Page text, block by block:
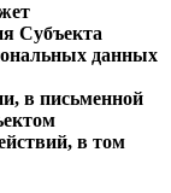
Субъекта
данных
в письменной
в том